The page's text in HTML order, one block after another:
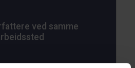
ved samme